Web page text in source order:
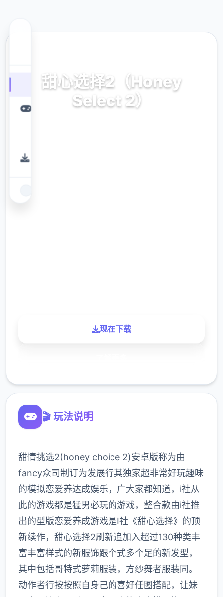
甜心选择2（Honey
Select 2）
现在下载
🎬 玩法说明
甜情挑选2(honey choice 2)安卓版称为由
fancy众司制订为发展行其独家超非常好玩趣味
的模拟恋爱养达成娱乐，广大家都知道，i社从
此的游戏都是猛男必玩的游戏，整合款由i社推
出的型版恋爱养成游戏是I社《甜心选择》的顶
新续作，甜心选择2刷新追加入超过130种类丰
富丰富样式的新服饰跟个式多个足的新发型，
其中包括哥特式萝莉服装，方纱舞者服装同。
动作者行按按照自身己的喜好任图搭配，让妹